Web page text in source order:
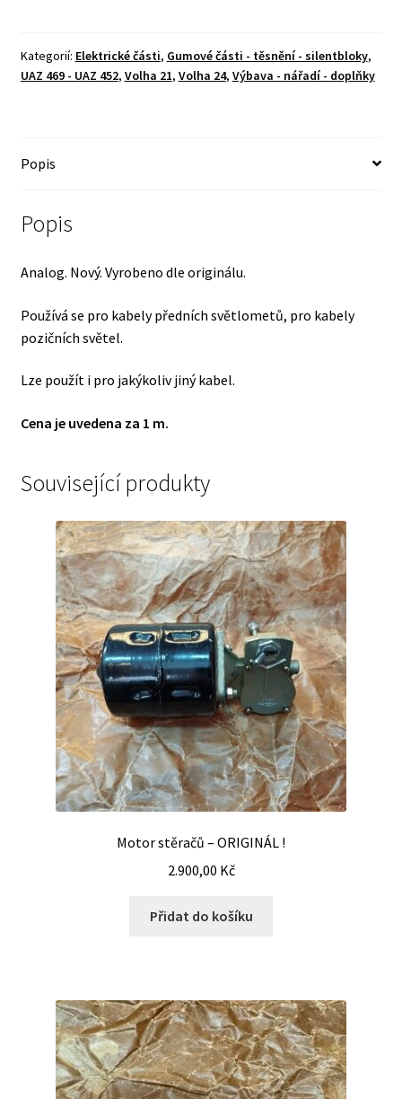
množství
Kategorií: Elektrické části, Gumové části - těsnění - silentbloky,
UAZ 469 - UAZ 452, Volha 21, Volha 24, Výbava - nářadí - doplňky
Popis
Popis
Analog. Nový. Vyrobeno dle originálu.
Používá se pro kabely předních světlometů, pro kabely
pozičních světel.
Lze použít i pro jakýkoliv jiný kabel.
Cena je uvedena za 1 m.
Související produkty
Motor stěračů – ORIGINÁL !
2.900,00 Kč
Přidat do košíku